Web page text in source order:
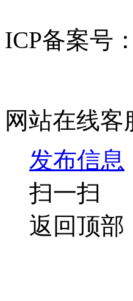
ICP备案号：
网站在线客
发布信息
扫一扫
返回顶部